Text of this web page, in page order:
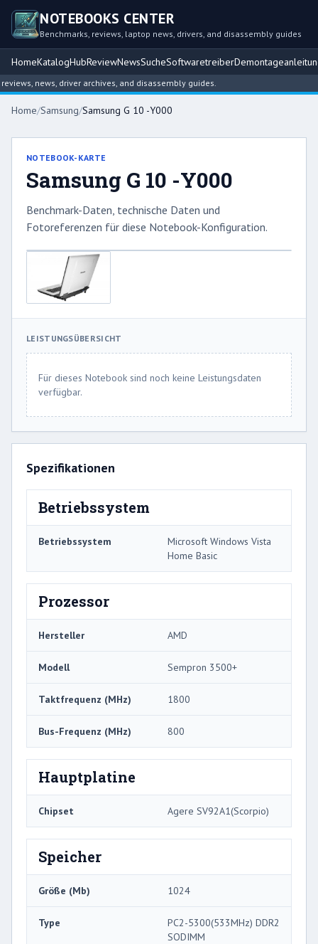
NOTEBOOKS CENTER
Benchmarks, reviews, laptop news, drivers, and disassembly guides
HomeKatalogHubReviewNewsSucheSoftwaretreiber
news, driver archives, and disassembly guides.
Home/Samsung/Samsung G 10 -Y000
NOTEBOOK-KARTE
Samsung G 10 -Y000
Benchmark-Daten, technische Daten und
Fotoreferenzen für diese Notebook-Konfiguration.
LEISTUNGSÜBERSICHT
Für dieses Notebook sind noch keine Leistungsdaten
verfügbar.
Spezifikationen
Betriebssystem
Betriebssystem
Microsoft Windows Vista
Home Basic
Prozessor
Hersteller AMD
Modell Sempron 3500+
Taktfrequenz (MHz) 1800
Bus-Frequenz (MHz) 800
Hauptplatine
Chipset Agere SV92A1(Scorpio)
Speicher
Größe (Mb) 1024
Type
PC2-5300(533MHz) DDR2
SODIMM